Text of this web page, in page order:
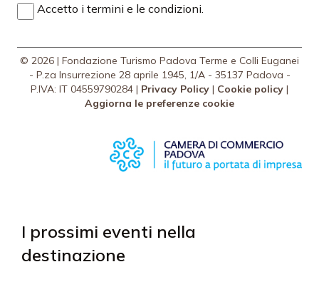
Accetto i termini e le condizioni.
© 2026 | Fondazione Turismo Padova Terme e Colli Euganei
- P.za Insurrezione 28 aprile 1945, 1/A - 35137 Padova -
P.IVA: IT 04559790284 | Privacy Policy | Cookie policy |
Aggiorna le preferenze cookie
I prossimi eventi nella
destinazione